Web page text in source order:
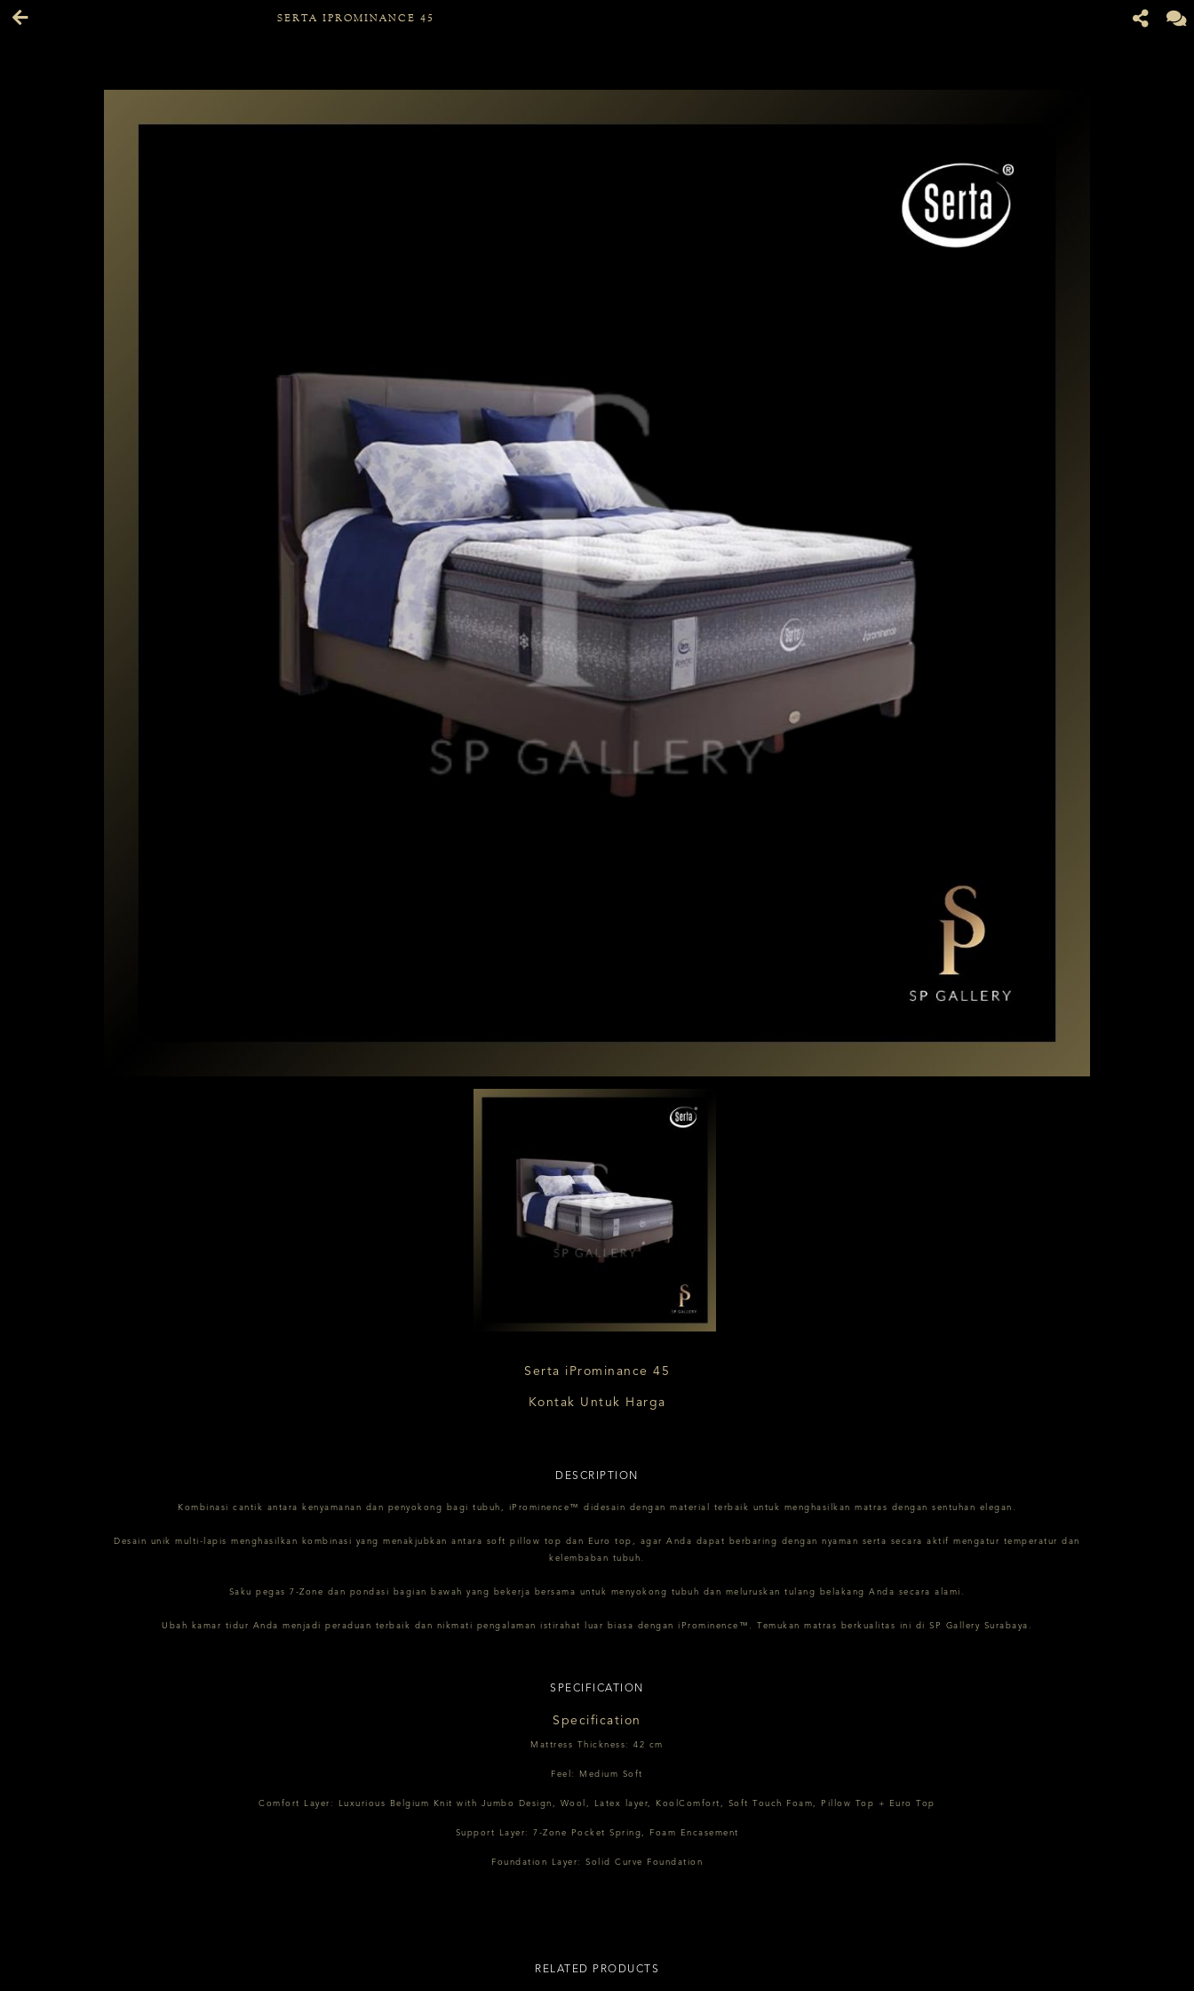
SERTA IPROMINANCE 45
Serta iProminance 45
Kontak Untuk Harga
DESCRIPTION
Kombinasi cantik antara kenyamanan dan penyokong bagi tubuh, iProminence™ didesain dengan material terbaik untuk menghasilkan matras dengan sentuhan elegan.
Desain unik multi-lapis menghasilkan kombinasi yang menakjubkan antara soft pillow top dan Euro top, agar Anda dapat berbaring dengan nyaman serta secara aktif mengatur temperatur dan
kelembaban tubuh.
Saku pegas 7-Zone dan pondasi bagian bawah yang bekerja bersama untuk menyokong tubuh dan meluruskan tulang belakang Anda secara alami.
Ubah kamar tidur Anda menjadi peraduan terbaik dan nikmati pengalaman istirahat luar biasa dengan iProminence™. Temukan matras berkualitas ini di SP Gallery Surabaya.
SPECIFICATION
Specification
Mattress Thickness: 42 cm
Feel: Medium Soft
Comfort Layer: Luxurious Belgium Knit with Jumbo Design, Wool, Latex layer, KoolComfort, Soft Touch Foam, Pillow Top + Euro Top
Support Layer: 7-Zone Pocket Spring, Foam Encasement
Foundation Layer: Solid Curve Foundation
RELATED PRODUCTS